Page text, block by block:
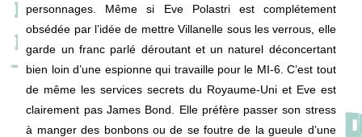
personnages. Même si Eve Polastri est complétement
obsédée par l’idée de mettre Villanelle sous les verrous, elle
garde un franc parlé déroutant et un naturel déconcertant
bien loin d’une espionne qui travaille pour le MI-6. C’est tout
de même les services secrets du Royaume-Uni et Eve est
clairement pas James Bond. Elle préfère passer son stress
à manger des bonbons ou de se foutre de la gueule d’une